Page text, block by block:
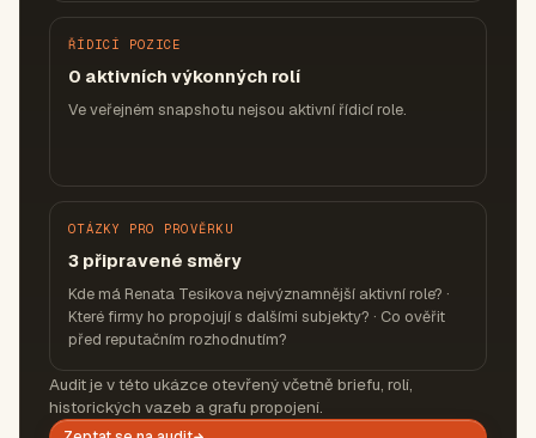
ŘÍDICÍ POZICE
0 aktivních výkonných rolí
Ve veřejném snapshotu nejsou aktivní řídicí role.
OTÁZKY PRO PROVĚRKU
3 připravené směry
Kde má Renata Tesikova nejvýznamnější aktivní role? ·
Které firmy ho propojují s dalšími subjekty? · Co ověřit
před reputačním rozhodnutím?
Audit je v této ukázce otevřený včetně briefu, rolí,
historických vazeb a grafu propojení.